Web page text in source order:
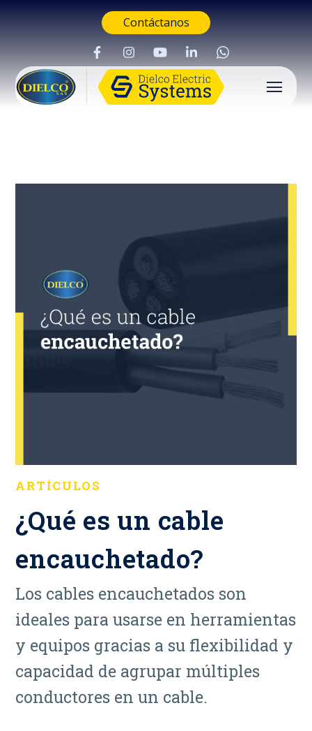
Contáctanos
ARTÍCULOS
¿Qué es un cable
encauchetado?
Los cables encauchetados son
ideales para usarse en herramientas
y equipos gracias a su flexibilidad y
capacidad de agrupar múltiples
conductores en un cable.